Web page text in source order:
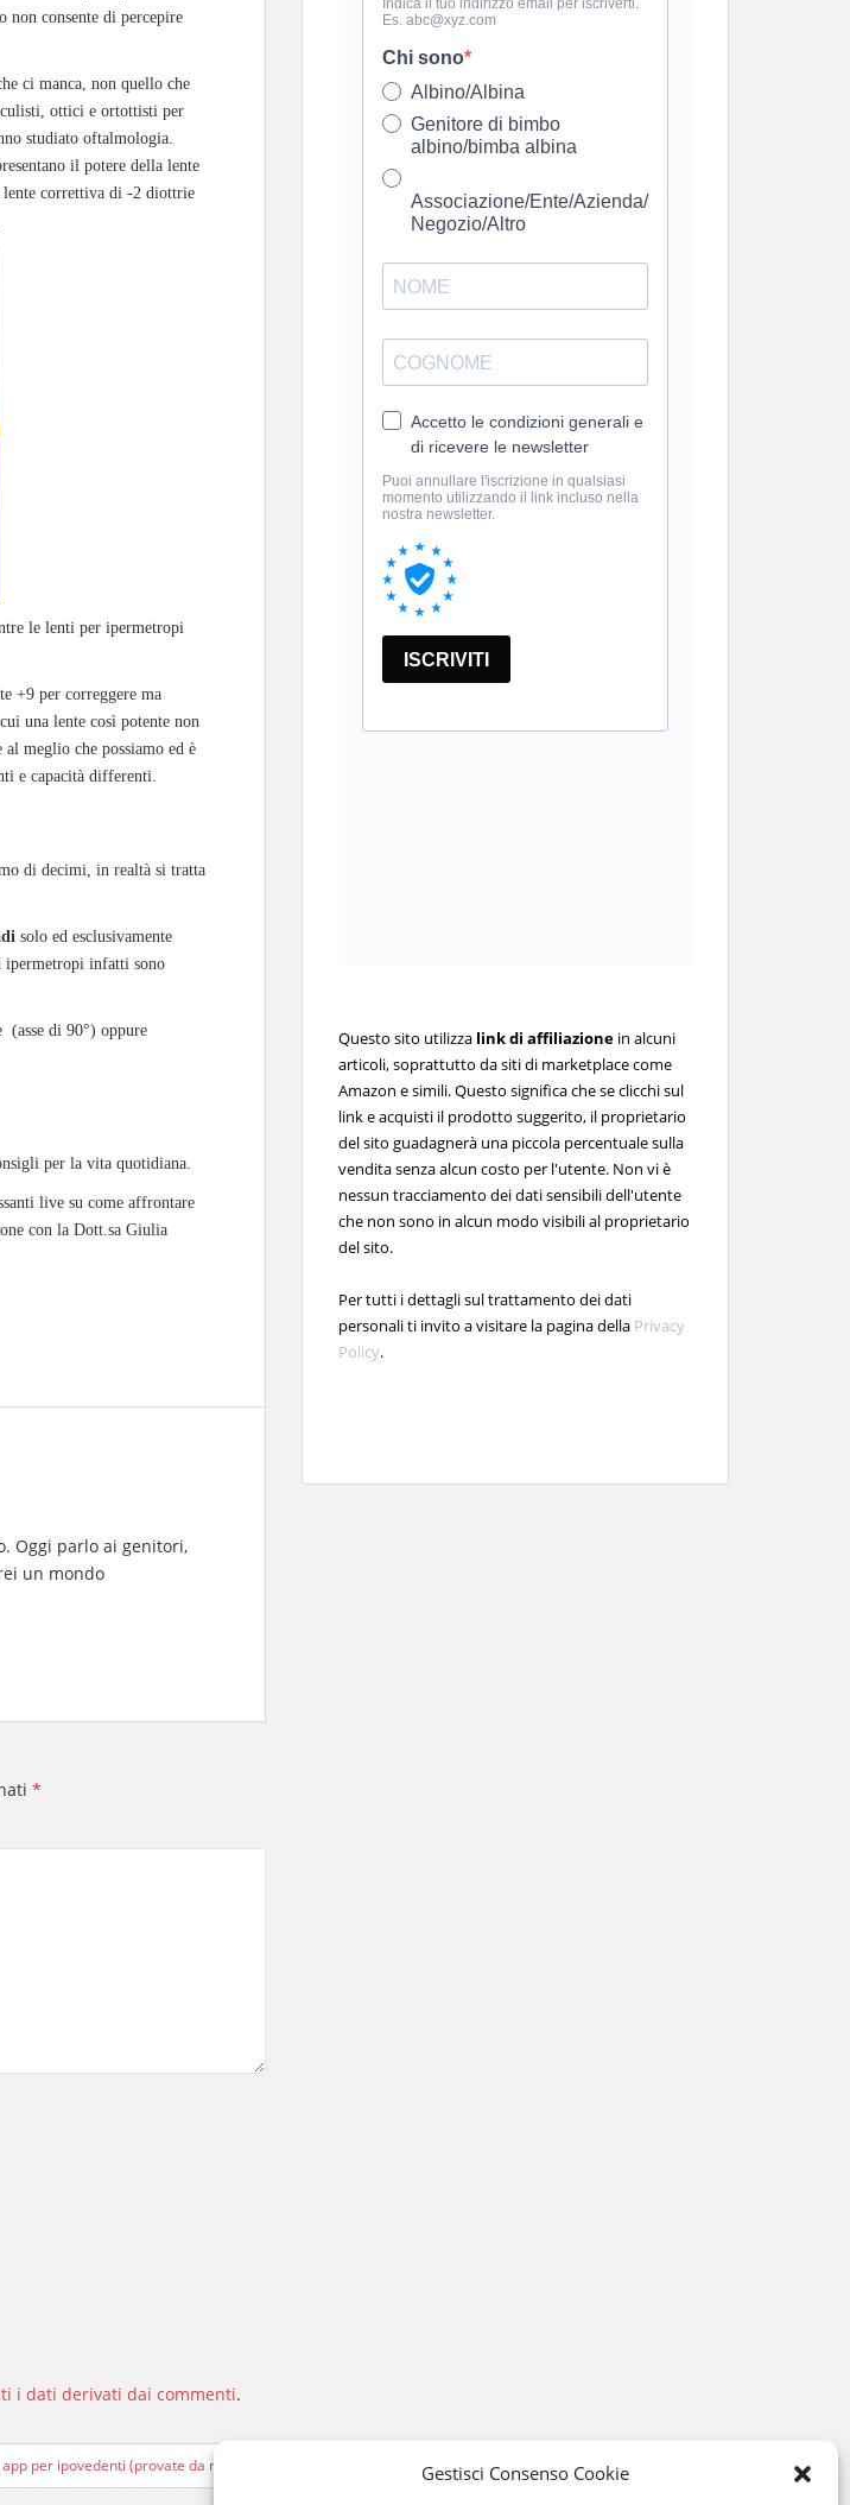
Gestisci Consenso Cookie
non consente di percepire
ci manca, non quello che
ottici e ortottisti per
studiato oftalmologia.
il potere della lente
lente correttiva di -2 diottrie
le lenti per ipermetropi
+9 per correggere ma
una lente così potente non
meglio che possiamo ed è
e capacità differenti.
di decimi, in realtà si tratta
solo ed esclusivamente
ipermetropi infatti sono
(asse di 90°) oppure
per la vita quotidiana.
live su come affrontare
con la Dott.sa Giulia
Oggi parlo ai genitori,
un mondo
*
i dati derivati dai commenti.
per ipovedenti (provate da me)
Questo sito utilizza link di affiliazione in alcuni
articoli, soprattutto da siti di marketplace come
Amazon e simili. Questo significa che se clicchi sul
link e acquisti il prodotto suggerito, il proprietario
del sito guadagnerà una piccola percentuale sulla
vendita senza alcun costo per l'utente. Non vi è
nessun tracciamento dei dati sensibili dell'utente
che non sono in alcun modo visibili al proprietario
del sito.
Per tutti i dettagli sul trattamento dei dati
personali ti invito a visitare la pagina della Privacy
Policy.